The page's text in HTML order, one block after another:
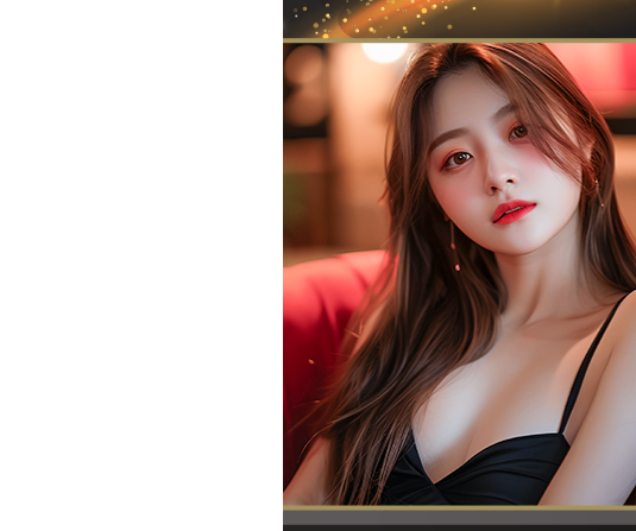
パパ活をしていい年齢は？
24歳のパパ活の相場はいく
パパ活大人の関係いくら？
30代のパパ活の相場は？
パパ活アプリは若い男性とも